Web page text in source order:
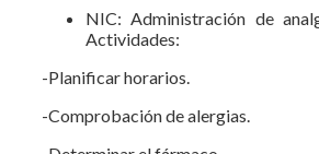
NIC: Administración de
Actividades:
-Planificar horarios.
-Comprobación de alergias.